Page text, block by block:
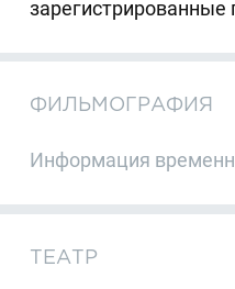
зарегистрированные
ФИЛЬМОГРАФИЯ
Информация
ТЕАТР